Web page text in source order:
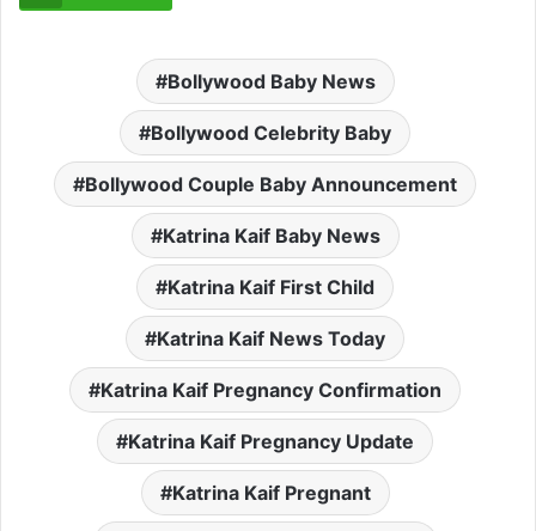
Bollywood Baby News
Bollywood Celebrity Baby
Bollywood Couple Baby Announcement
Katrina Kaif Baby News
Katrina Kaif First Child
Katrina Kaif News Today
Katrina Kaif Pregnancy Confirmation
Katrina Kaif Pregnancy Update
Katrina Kaif Pregnant